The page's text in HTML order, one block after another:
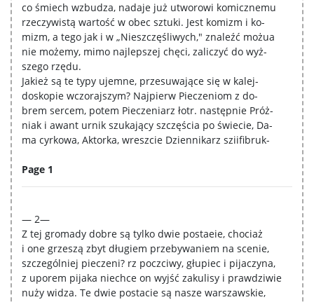
co śmiech wzbudza, nadaje już utworowi komicznemu
rzeczywistą wartość w obec sztuki. Jest komizm i ko-
mizm, a tego jak i w „Nieszczęśliwych," znaleźć możua
nie możemy, mimo najlepszej chęci, zaliczyć do wyż-
szego rzędu.
Jakież są te typy ujemne, przesuwające się w kalej-
doskopie wczorajszym? Najpierw Pieczeniom z do-
brem sercem, potem Pieczeniarz łotr. następnie Próż-
niak i awant urnik szukający szczęścia po świecie, Da-
ma cyrkowa, Aktorka, wreszcie Dziennikarz sziifibruk-
Page 1
— 2—
Z tej gromady dobre są tylko dwie postaeie, chociaż
i one grzeszą zbyt długiem przebywaniem na scenie,
szczególniej pieczeni? rz poczciwy, głupiec i pijaczyna,
z uporem pijaka niechce on wyjść zakulisy i prawdziwie
nuży widza. Te dwie postacie są nasze warszawskie,